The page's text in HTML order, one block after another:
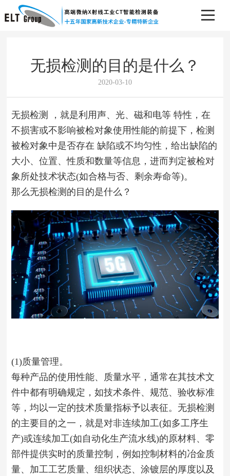
无损检测的目的是什么？
2020-03-10
无损检测 ，就是利用声、光、磁和电等 特性，在
不损害或不影响被检对象使用性能的前提下，检测
被检对象中是否存在 缺陷或不均匀性，给出缺陷的
大小、位置、性质和数量等信息，进而判定被检对
象所处技术状态(如合格与否、剩余寿命等)。
那么无损检测的目的是什么？
(1)质量管理。
每种产品的使用性能、质量水平，通常在其技术文
件中都有明确规定，如技术条件、规范、验收标准
等，均以一定的技术质量指标予以表征。无损检测
的主要目的之一，就是对非连续加工(如多工序生
产)或连续加工(如自动化生产流水线)的原材料、零
部件提供实时的质量控制，例如控制材料的冶金质
量、加工工艺质量、组织状态、涂镀层的厚度以及